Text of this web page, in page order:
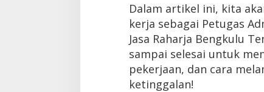
Dalam artikel ini, kita
kerja sebagai Petugas
Jasa Raharja Bengkulu
sampai selesai untuk
pekerjaan, dan cara
ketinggalan!